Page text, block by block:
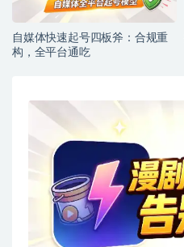
自媒体快速起号四板斧：合规重
构，全平台通吃